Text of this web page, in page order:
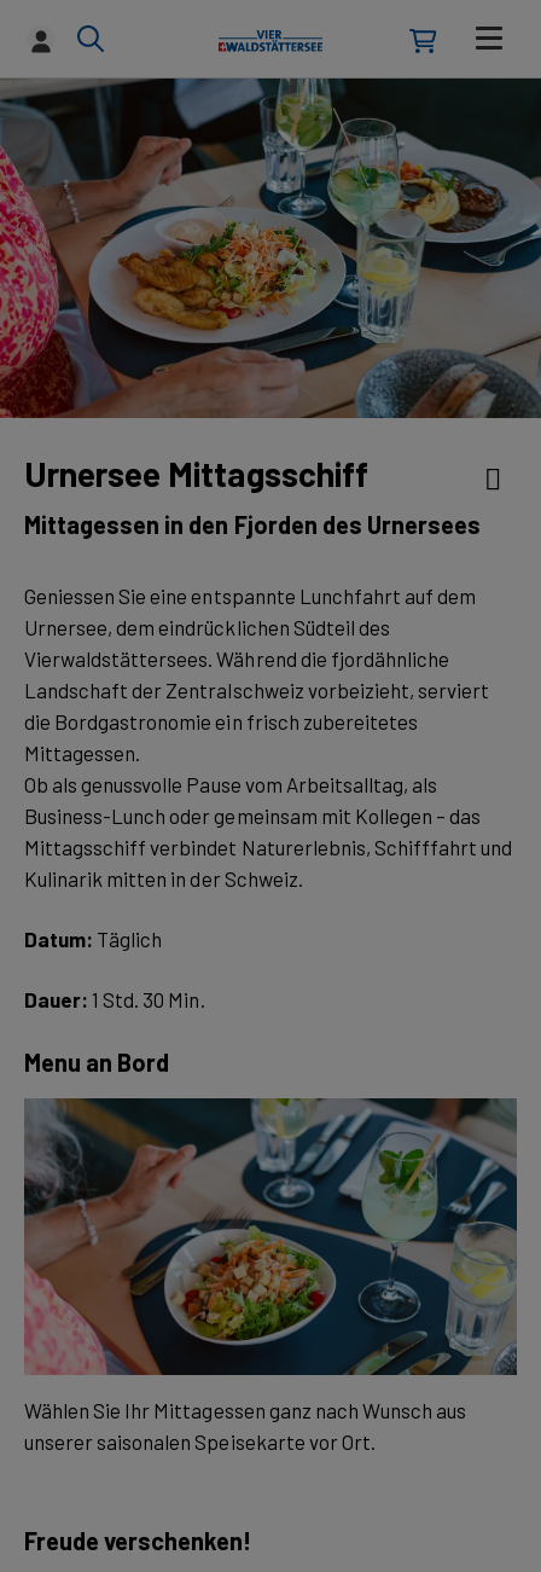
Urnersee Mittagsschiff
Mittagessen in den Fjorden des Urnersees
Geniessen Sie eine entspannte Lunchfahrt auf dem
Urnersee, dem eindrücklichen Südteil des
Vierwaldstättersees. Während die fjordähnliche
Landschaft der Zentralschweiz vorbeizieht, serviert
die Bordgastronomie ein frisch zubereitetes
Mittagessen.
Ob als genussvolle Pause vom Arbeitsalltag, als
Business-Lunch oder gemeinsam mit Kollegen – das
Mittagsschiff verbindet Naturerlebnis, Schifffahrt und
Kulinarik mitten in der Schweiz.
Datum: Täglich
Dauer:1 Std. 30 Min.
Menu an Bord
Wählen Sie Ihr Mittagessen ganz nach Wunsch aus
unserer saisonalen Speisekarte vor Ort.
Freude verschenken!